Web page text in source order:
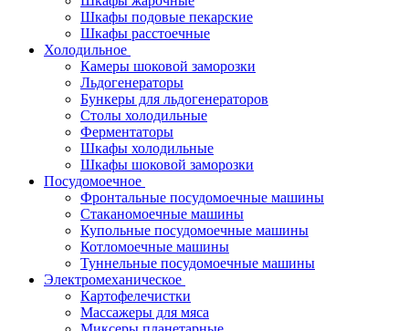
Шкафы подовые пекарские
Шкафы расстоечные
Холодильное
Камеры шоковой заморозки
Льдогенераторы
Бункеры для льдогенераторов
Столы холодильные
Ферментаторы
Шкафы холодильные
Шкафы шоковой заморозки
Посудомоечное
Фронтальные посудомоечные машины
Стаканомоечные машины
Купольные посудомоечные машины
Котломоечные машины
Туннельные посудомоечные машины
Электромеханическое
Картофелечистки
Массажеры для мяса